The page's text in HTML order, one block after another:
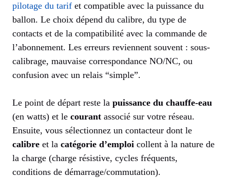
pilotage du tarif et compatible avec la puissance du
ballon. Le choix dépend du calibre, du type de
contacts et de la compatibilité avec la commande de
l’abonnement. Les erreurs reviennent souvent : sous-
calibrage, mauvaise correspondance NO/NC, ou
confusion avec un relais “simple”.
Le point de départ reste la puissance du chauffe-eau
(en watts) et le courant associé sur votre réseau.
Ensuite, vous sélectionnez un contacteur dont le
calibre et la catégorie d’emploi collent à la nature de
la charge (charge résistive, cycles fréquents,
conditions de démarrage/commutation).